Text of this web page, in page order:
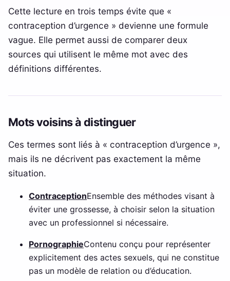
Cette lecture en trois temps évite que «
contraception d’urgence » devienne une formule
vague. Elle permet aussi de comparer deux
sources qui utilisent le même mot avec des
définitions différentes.
Mots voisins à distinguer
Ces termes sont liés à « contraception d’urgence »,
mais ils ne décrivent pas exactement la même
situation.
ContraceptionEnsemble des méthodes visant à
éviter une grossesse, à choisir selon la situation
avec un professionnel si nécessaire.
PornographieContenu conçu pour représenter
explicitement des actes sexuels, qui ne constitue
pas un modèle de relation ou d’éducation.